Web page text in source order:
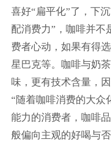
喜好“扁平化”了，下
配消费力”，咖啡并不
费者心动，如果有得
星巴克等。咖啡与奶
味，更有技术含量，
“随着咖啡消费的大众
能力的消费者，咖啡
般偏向主观的好喝与否